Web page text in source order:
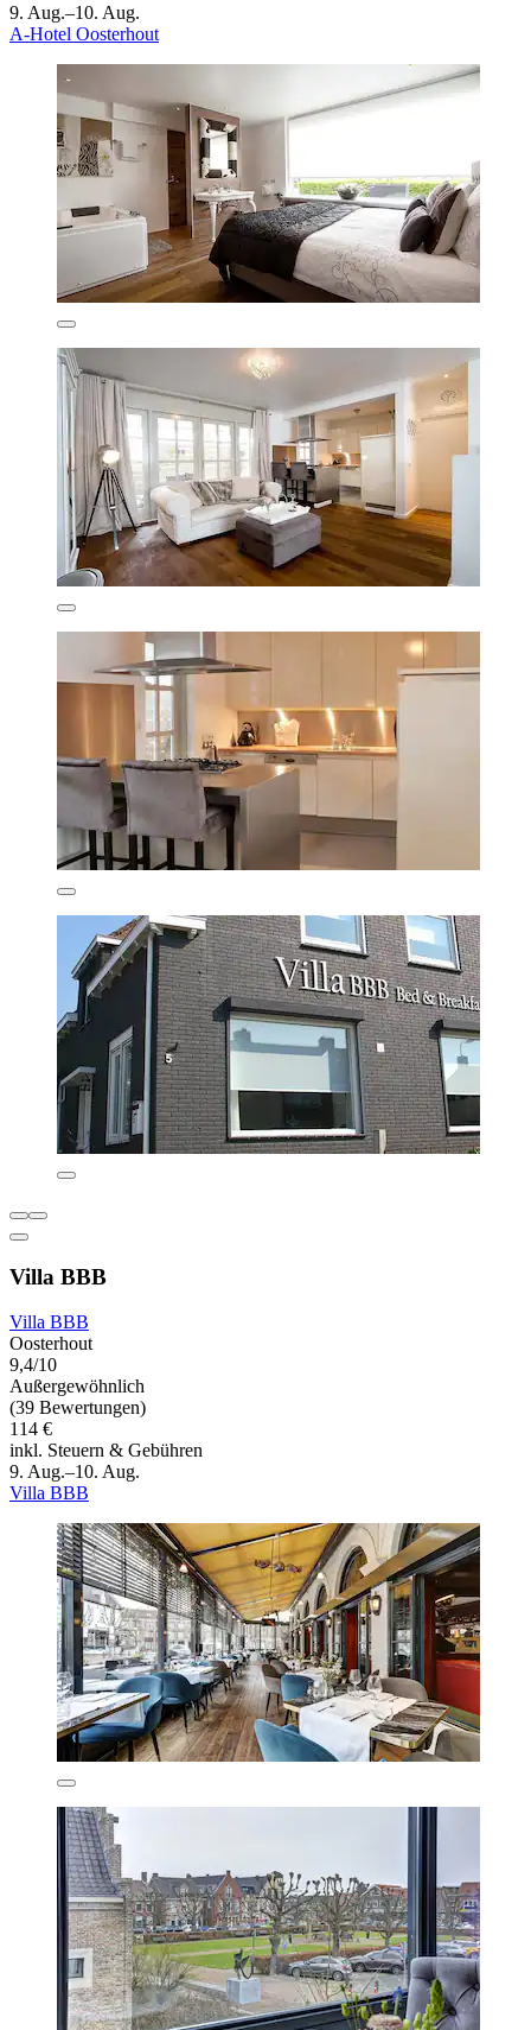
9. Aug.–10. Aug.
A-Hotel Oosterhout
Villa BBB
Villa BBB
Oosterhout
9,4/10
Außergewöhnlich
(39 Bewertungen)
114 €
inkl. Steuern & Gebühren
9. Aug.–10. Aug.
Villa BBB